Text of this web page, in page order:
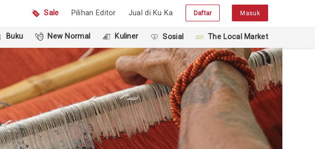
Sale Pilihan Editor Jual di Ku Ka Daftar Masuk
Buku New Normal Kuliner Sosial The Local Market